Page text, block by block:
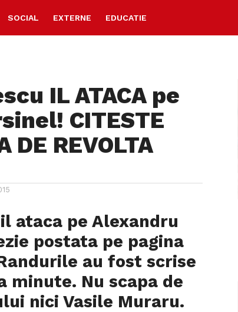
SOCIAL EXTERNE EDUCATIE
IL ATACA pe
CITESTE
DE REVOLTA
ataca pe Alexandru
postata pe pagina
au fost scrise
minute. Nu scapa de
nici Vasile Muraru.